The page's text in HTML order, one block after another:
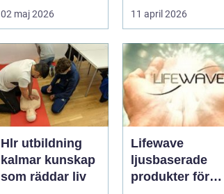
sjukvården. För
många i Svedala
handlar v...
02 maj 2026
att vara svag....
11 april 2026
Hlr utbildning
kalmar kunskap
som räddar liv
Lifewave
ljusbaserade
produkter för